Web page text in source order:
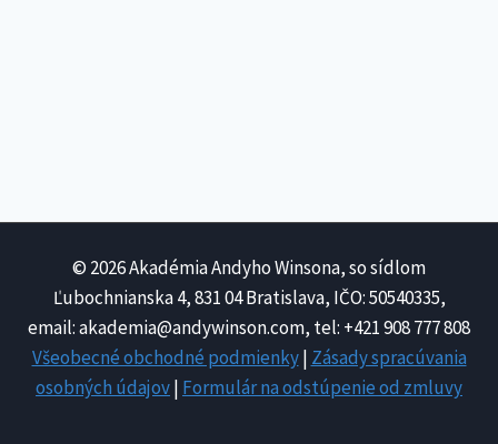
© 2026 Akadémia Andyho Winsona, so sídlom
Ľubochnianska 4, 831 04 Bratislava, IČO: 50540335,
email: akademia@andywinson.com, tel: +421 908 777 808
Všeobecné obchodné podmienky| Zásady spracúvania
osobných údajov| Formulár na odstúpenie od zmluvy